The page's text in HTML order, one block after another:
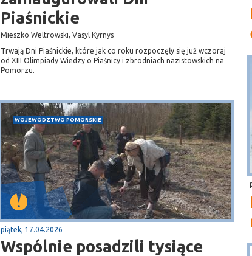
Piaśnickie
Mieszko Weltrowski, Vasyl Kyrnys
Trwają Dni Piaśnickie, które jak co roku rozpoczęły się już wczoraj
od XIII Olimpiady Wiedzy o Piaśnicy i zbrodniach nazistowskich na
Pomorzu.
WOJEWÓDZTWO POMORSKIE
piątek, 17.04.2026
Wspólnie posadzili tysiące